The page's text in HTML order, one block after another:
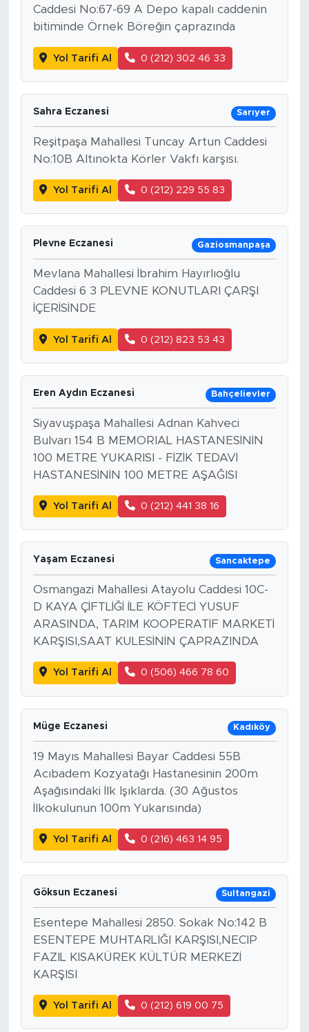
Caddesi No:67-69 A Depo kapalı caddenin
bitiminde Örnek Böreğin çaprazında
Yol Tarifi Al 0 (212) 302 46 33
Sahra Eczanesi Sarıyer
Reşitpaşa Mahallesi Tuncay Artun Caddesi
No:10B Altınokta Körler Vakfı karşısı.
Yol Tarifi Al 0 (212) 229 55 83
Plevne Eczanesi Gaziosmanpaşa
Mevlana Mahallesi İbrahim Hayırlıoğlu
Caddesi 6 3 PLEVNE KONUTLARI ÇARŞI
İÇERİSİNDE
Yol Tarifi Al 0 (212) 823 53 43
Eren Aydın Eczanesi Bahçelievler
Siyavuşpaşa Mahallesi Adnan Kahveci
Bulvarı 154 B MEMORIAL HASTANESİNİN
100 METRE YUKARISI - FİZİK TEDAVİ
HASTANESİNİN 100 METRE AŞAĞISI
Yol Tarifi Al 0 (212) 441 38 16
Yaşam Eczanesi Sancaktepe
Osmangazi Mahallesi Atayolu Caddesi 10C-
D KAYA ÇİFTLİĞİ İLE KÖFTECİ YUSUF
ARASINDA, TARIM KOOPERATİF MARKETİ
KARŞISI,SAAT KULESİNİN ÇAPRAZINDA
Yol Tarifi Al 0 (506) 466 78 60
Müge Eczanesi Kadıköy
19 Mayıs Mahallesi Bayar Caddesi 55B
Acıbadem Kozyatağı Hastanesinin 200m
Aşağısındaki İlk Işıklarda. (30 Ağustos
İlkokulunun 100m Yukarısında)
Yol Tarifi Al 0 (216) 463 14 95
Göksun Eczanesi Sultangazi
Esentepe Mahallesi 2850. Sokak No:142 B
ESENTEPE MUHTARLIĞI KARŞISI,NECIP
FAZIL KISAKÜREK KÜLTÜR MERKEZİ
KARŞISI
Yol Tarifi Al 0 (212) 619 00 75